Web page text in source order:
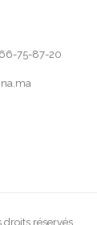
75-87-20
réservés.